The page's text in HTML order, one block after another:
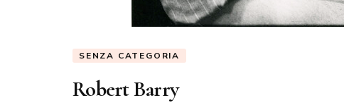
SENZA CATEGORIA
Robert Barry